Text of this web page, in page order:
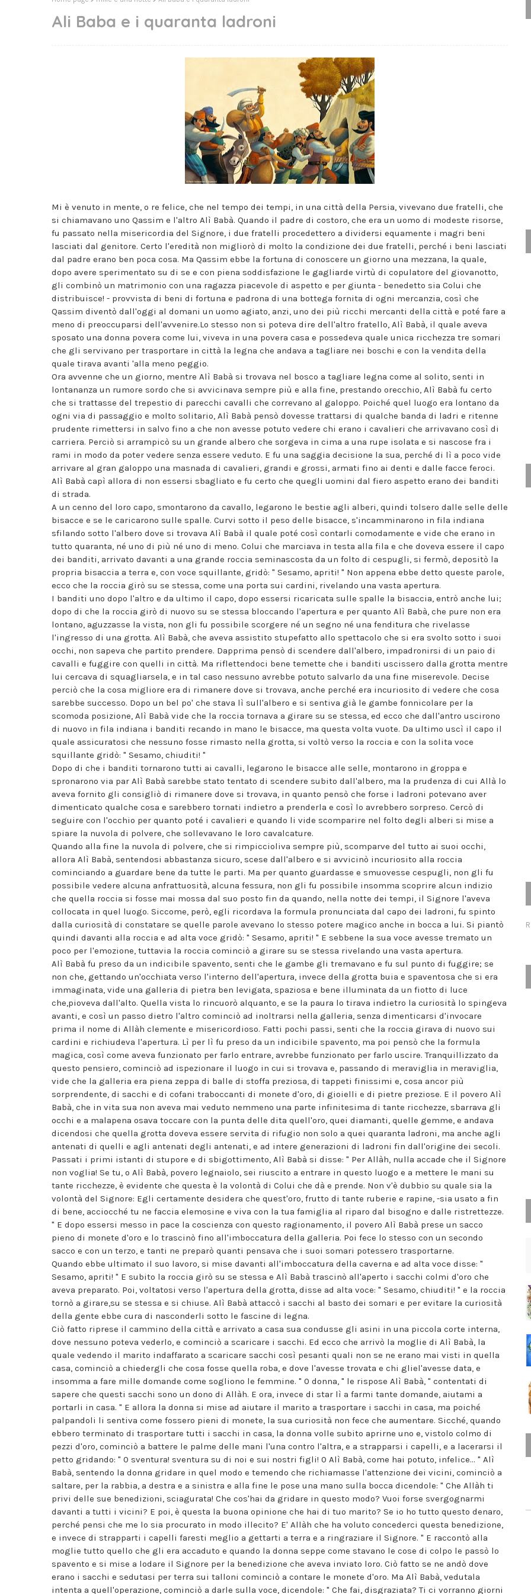
Ali Baba e i quaranta ladroni
Mi è venuto in mente, o re felice, che nel tempo dei tempi, in una città della Persia, vivevano due fratelli, che
si chiamavano uno Qassim e l'altro Alì Babà. Quando il padre di costoro, che era un uomo di modeste risorse,
fu passato nella misericordia del Signore, i due fratelli procedettero a dividersi equamente i magri beni
lasciati dal genitore. Certo l'eredità non migliorò di molto la condizione dei due fratelli, perché i beni lasciati
dal padre erano ben poca cosa. Ma Qassim ebbe la fortuna di conoscere un giorno una mezzana, la quale,
dopo avere sperimentato su di se e con piena soddisfazione le gagliarde virtù di copulatore del giovanotto,
gli combinò un matrimonio con una ragazza piacevole di aspetto e per giunta - benedetto sia Colui che
distribuisce! - provvista di beni di fortuna e padrona di una bottega fornita di ogni mercanzia, così che
Qassim diventò dall'oggi al domani un uomo agiato, anzi, uno dei più ricchi mercanti della città e poté fare a
meno di preoccuparsi dell'avvenire.Lo stesso non si poteva dire dell'altro fratello, Alì Babà, il quale aveva
sposato una donna povera come lui, viveva in una povera casa e possedeva quale unica ricchezza tre somari
che gli servivano per trasportare in città la legna che andava a tagliare nei boschi e con la vendita della
quale tirava avanti 'alla meno peggio.
Ora avvenne che un giorno, mentre Alì Babà si trovava nel bosco a tagliare legna come al solito, senti in
lontananza un rumore sordo che si avvicinava sempre più e alla fine, prestando orecchio, Alì Babà fu certo
che si trattasse del trepestio di parecchi cavalli che correvano al galoppo. Poiché quel luogo era lontano da
ogni via di passaggio e molto solitario, Alì Babà pensò dovesse trattarsi di qualche banda di ladri e ritenne
prudente rimettersi in salvo fino a che non avesse potuto vedere chi erano i cavalieri che arrivavano così di
carriera. Perciò si arrampicò su un grande albero che sorgeva in cima a una rupe isolata e si nascose fra i
rami in modo da poter vedere senza essere veduto. E fu una saggia decisione la sua, perché di lì a poco vide
arrivare al gran galoppo una masnada di cavalieri, grandi e grossi, armati fino ai denti e dalle facce feroci.
Alì Babà capì allora di non essersi sbagliato e fu certo che quegli uomini dal fiero aspetto erano dei banditi
di strada.
A un cenno del loro capo, smontarono da cavallo, legarono le bestie agli alberi, quindi tolsero dalle selle delle
bisacce e se le caricarono sulle spalle. Curvi sotto il peso delle bisacce, s'incamminarono in fila indiana
sfilando sotto l'albero dove si trovava Alì Babà il quale poté così contarli comodamente e vide che erano in
tutto quaranta, né uno di più né uno di meno. Colui che marciava in testa alla fila e che doveva essere il capo
dei banditi, arrivato davanti a una grande roccia seminascosta da un folto di cespugli, si fermò, depositò la
propria bisaccia a terra e, con voce squillante, gridò: " Sesamo, apriti! " Non appena ebbe detto queste parole,
ecco che la roccia girò su se stessa, come una porta sui cardini, rivelando una vasta apertura.
I banditi uno dopo l'altro e da ultimo il capo, dopo essersi ricaricata sulle spalle la bisaccia, entrò anche lui;
dopo di che la roccia girò di nuovo su se stessa bloccando l'apertura e per quanto Alì Babà, che pure non era
lontano, aguzzasse la vista, non gli fu possibile scorgere né un segno né una fenditura che rivelasse
l'ingresso di una grotta. Alì Babà, che aveva assistito stupefatto allo spettacolo che si era svolto sotto i suoi
occhi, non sapeva che partito prendere. Dapprima pensò di scendere dall'albero, impadronirsi di un paio di
cavalli e fuggire con quelli in città. Ma riflettendoci bene temette che i banditi uscissero dalla grotta mentre
lui cercava di squagliarsela, e in tal caso nessuno avrebbe potuto salvarlo da una fine miserevole. Decise
perciò che la cosa migliore era di rimanere dove si trovava, anche perché era incuriosito di vedere che cosa
sarebbe successo. Dopo un bel po' che stava lì sull'albero e si sentiva già le gambe fonnicolare per la
scomoda posizione, Alì Babà vide che la roccia tornava a girare su se stessa, ed ecco che dall'antro uscirono
di nuovo in fila indiana i banditi recando in mano le bisacce, ma questa volta vuote. Da ultimo uscì il capo il
quale assicuratosi che nessuno fosse rimasto nella grotta, si voltò verso la roccia e con la solita voce
squillante gridò: " Sesamo, chiuditi! "
Dopo di che i banditi tornarono tutti ai cavalli, legarono le bisacce alle selle, montarono in groppa e
spronarono via par Alì Babà sarebbe stato tentato di scendere subito dall'albero, ma la prudenza di cui Allà lo
aveva fornito gli consigliò di rimanere dove si trovava, in quanto pensò che forse i ladroni potevano aver
dimenticato qualche cosa e sarebbero tornati indietro a prenderla e così lo avrebbero sorpreso. Cercò di
seguire con l'occhio per quanto poté i cavalieri e quando li vide scomparire nel folto degli alberi si mise a
spiare la nuvola di polvere, che sollevavano le loro cavalcature.
Quando alla fine la nuvola di polvere, che si rimpiccioliva sempre più, scomparve del tutto ai suoi occhi,
allora Alì Babà, sentendosi abbastanza sicuro, scese dall'albero e si avvicinò incuriosito alla roccia
cominciando a guardare bene da tutte le parti. Ma per quanto guardasse e smuovesse cespugli, non gli fu
possibile vedere alcuna anfrattuosità, alcuna fessura, non gli fu possibile insomma scoprire alcun indizio
che quella roccia si fosse mai mossa dal suo posto fin da quando, nella notte dei tempi, il Signore l'aveva
collocata in quel luogo. Siccome, però, egli ricordava la formula pronunciata dal capo dei ladroni, fu spinto
dalla curiosità di constatare se quelle parole avevano lo stesso potere magico anche in bocca a lui. Si piantò
quindi davanti alla roccia e ad alta voce gridò: " Sesamo, apriti! " E sebbene la sua voce avesse tremato un
poco per l'emozione, tuttavia la roccia cominciò a girare su se stessa rivelando una vasta apertura.
Alì Babà fu preso da un indicibile spavento, senti che le gambe gli tremavano e fu sul punto di fuggire; se
non che, gettando un'occhiata verso l'interno dell'apertura, invece della grotta buia e spaventosa che si era
immaginata, vide una galleria di pietra ben levigata, spaziosa e bene illuminata da un fiotto di luce
che,pioveva dall'alto. Quella vista lo rincuorò alquanto, e se la paura lo tirava indietro la curiosità lo spingeva
avanti, e così un passo dietro l'altro cominciò ad inoltrarsi nella galleria, senza dimenticarsi d'invocare
prima il nome di Allàh clemente e misericordioso. Fatti pochi passi, senti che la roccia girava di nuovo sui
cardini e richiudeva l'apertura. Lì per lì fu preso da un indicibile spavento, ma poi pensò che la formula
magica, così come aveva funzionato per farlo entrare, avrebbe funzionato per farlo uscire. Tranquillizzato da
questo pensiero, cominciò ad ispezionare il luogo in cui si trovava e, passando di meraviglia in meraviglia,
vide che la galleria era piena zeppa di balle di stoffa preziosa, di tappeti finissimi e, cosa ancor più
sorprendente, di sacchi e di cofani traboccanti di monete d'oro, di gioielli e di pietre preziose. E il povero Alì
Babà, che in vita sua non aveva mai veduto nemmeno una parte infinitesima di tante ricchezze, sbarrava gli
occhi e a malapena osava toccare con la punta delle dita quell'oro, quei diamanti, quelle gemme, e andava
dicendosi che quella grotta doveva essere servita di rifugio non solo a quei quaranta ladroni, ma anche agli
antenati di quelli e agli antenati degli antenati, e ad intere generazioni di ladroni fin dall'origine dei secoli.
Passati i primi istanti di stupore e di sbigottimento, Alì Babà si disse: " Per Allàh, nulla accade che il Signore
non voglia! Se tu, o Alì Babà, povero legnaiolo, sei riuscito a entrare in questo luogo e a mettere le mani su
tante ricchezze, è evidente che questa è la volontà di Colui che dà e prende. Non v'è dubbio su quale sia la
volontà del Signore: Egli certamente desidera che quest'oro, frutto di tante ruberie e rapine, -sia usato a fin
di bene, acciocché tu ne faccia elemosine e viva con la tua famiglia al riparo dal bisogno e dalle ristrettezze.
" E dopo essersi messo in pace la coscienza con questo ragionamento, il povero Alì Babà prese un sacco
pieno di monete d'oro e lo trascinò fino all'imboccatura della galleria. Poi fece lo stesso con un secondo
sacco e con un terzo, e tanti ne preparò quanti pensava che i suoi somari potessero trasportarne.
Quando ebbe ultimato il suo lavoro, si mise davanti all'imboccatura della caverna e ad alta voce disse: "
Sesamo, apriti! " E subito la roccia girò su se stessa e Alì Babà trascinò all'aperto i sacchi colmi d'oro che
aveva preparato. Poi, voltatosi verso l'apertura della grotta, disse ad alta voce: " Sesamo, chiuditi! " e la roccia
tornò a girare,su se stessa e si chiuse. Alì Babà attaccò i sacchi al basto dei somari e per evitare la curiosità
della gente ebbe cura di nasconderli sotto le fascine di legna.
Ciò fatto riprese il cammino della città e arrivato a casa sua condusse gli asini in una piccola corte interna,
dove nessuno poteva vederlo, e cominciò a scaricare i sacchi. Ed ecco che arrivò la moglie di Alì Babà, la
quale vedendo il marito indaffarato a scaricare sacchi così pesanti quali non se ne erano mai visti in quella
casa, cominciò a chiedergli che cosa fosse quella roba, e dove l'avesse trovata e chi gliel'avesse data, e
insomma a fare mille domande come sogliono le femmine. " 0 donna, " le rispose Alì Babà, " contentati di
sapere che questi sacchi sono un dono di Allàh. E ora, invece di star lì a farmi tante domande, aiutami a
portarli in casa. " E allora la donna si mise ad aiutare il marito a trasportare i sacchi in casa, ma poiché
palpandoli li sentiva come fossero pieni di monete, la sua curiosità non fece che aumentare. Sicché, quando
ebbero terminato di trasportare tutti i sacchi in casa, la donna volle subito aprirne uno e, vistolo colmo di
pezzi d'oro, cominciò a battere le palme delle mani l'una contro l'altra, e a strapparsi i capelli, e a lacerarsi il
petto gridando: " 0 sventura! sventura su di noi e sui nostri figli! 0 Alì Babà, come hai potuto, infelice... " Alì
Babà, sentendo la donna gridare in quel modo e temendo che richiamasse l'attenzione dei vicini, cominciò a
saltare, per la rabbia, a destra e a sinistra e alla fine le pose una mano sulla bocca dicendole: " Che Allàh ti
privi delle sue benedizioni, sciagurata! Che cos'hai da gridare in questo modo? Vuoi forse svergognarmi
davanti a tutti i vicini? E poi, è questa la buona opinione che hai di tuo marito? Se io ho tutto questo denaro,
perché pensi che me lo sia procurato in modo illecito? E' Allàh che ha voluto concederci questa benedizione,
e invece di strapparti i capelli faresti meglio a gettarti a terra e a ringraziare il Signore. " E raccontò alla
moglie tutto quello che gli era accaduto e quando la donna seppe come stavano le cose di colpo le passò lo
spavento e si mise a lodare il Signore per la benedizione che aveva inviato loro. Ciò fatto se ne andò dove
erano i sacchi e sedutasi per terra sui talloni cominciò a contare le monete d'oro. Ma Alì Babà, vedutala
intenta a quell'operazione, cominciò a darle sulla voce, dicendole: " Che fai, disgraziata? Ti ci vorranno giorni